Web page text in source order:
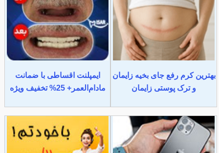
بهترین کرم رفع جای بخیه زایمان
و ترک پوستی زایمان
ایمپلنت اقساطی با ضمانت
مادام‌العمر+ 25% تخفیف ویژه